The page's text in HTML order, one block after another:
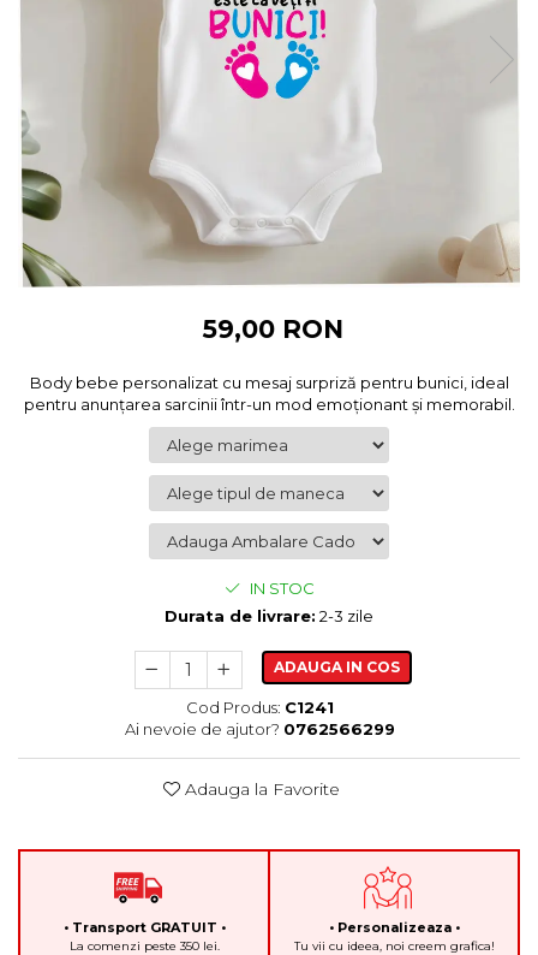
Body bebelusi personalizate
Perne personalizate
Agende personalizate
Etichete pentru sticla de vin
Cadouri Personalizate Unice
Sorturi Personalizate
Cadouri pentru Doctori
Cadouri Profesori
59,00 RON
Body bebe personalizat cu mesaj surpriză pentru bunici, ideal
pentru anunțarea sarcinii într-un mod emoționant și memorabil.
IN STOC
Durata de livrare: 2-3 zile
ADAUGA IN COS
Cod Produs: C1241
Ai nevoie de ajutor? 0762566299
Adauga la Favorite
• Transport GRATUIT •
La comenzi peste 350 lei.
• Personalizeaza •
Tu vii cu ideea, noi creem grafica!